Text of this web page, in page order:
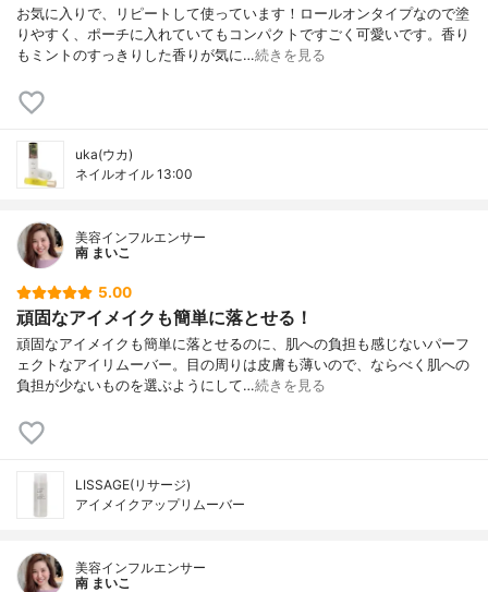
お気に入りで、リピートして使っています！ロールオンタイプなので塗
りやすく、ポーチに入れていてもコンパクトですごく可愛いです。香り
もミントのすっきりした香りが気に…続きを見る
uka(ウカ)
ネイルオイル 13:00
美容インフルエンサー
南 まいこ
5.00
頑固なアイメイクも簡単に落とせる！
頑固なアイメイクも簡単に落とせるのに、肌への負担も感じないパーフ
ェクトなアイリムーバー。目の周りは皮膚も薄いので、ならべく肌への
負担が少ないものを選ぶようにして…続きを見る
LISSAGE(リサージ)
アイメイクアップリムーバー
美容インフルエンサー
南 まいこ